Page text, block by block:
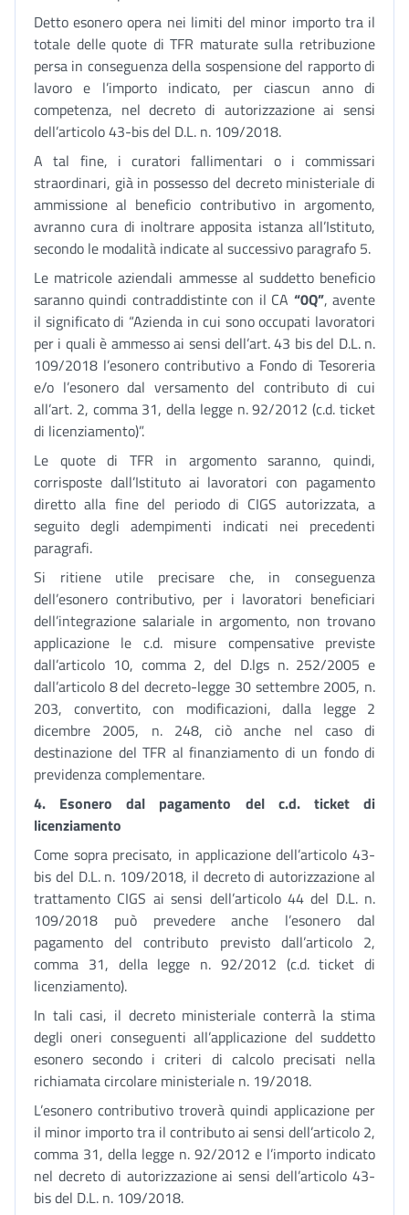
Detto esonero opera nei limiti del minor importo tra il
totale delle quote di TFR maturate sulla retribuzione
persa in conseguenza della sospensione del rapporto di
lavoro e l’importo indicato, per ciascun anno di
competenza, nel decreto di autorizzazione ai sensi
dell’articolo 43-bis del D.L. n. 109/2018.
A tal fine, i curatori fallimentari o i commissari
straordinari, già in possesso del decreto ministeriale di
ammissione al beneficio contributivo in argomento,
avranno cura di inoltrare apposita istanza all’Istituto,
secondo le modalità indicate al successivo paragrafo 5.
Le matricole aziendali ammesse al suddetto beneficio
saranno quindi contraddistinte con il CA “0Q”, avente
il significato di “Azienda in cui sono occupati lavoratori
per i quali è ammesso ai sensi dell’art. 43 bis del D.L. n.
109/2018 l’esonero contributivo a Fondo di Tesoreria
e/o l’esonero dal versamento del contributo di cui
all’art. 2, comma 31, della legge n. 92/2012 (c.d. ticket
di licenziamento)”.
Le quote di TFR in argomento saranno, quindi,
corrisposte dall’Istituto ai lavoratori con pagamento
diretto alla fine del periodo di CIGS autorizzata, a
seguito degli adempimenti indicati nei precedenti
paragrafi.
Si ritiene utile precisare che, in conseguenza
dell’esonero contributivo, per i lavoratori beneficiari
dell’integrazione salariale in argomento, non trovano
applicazione le c.d. misure compensative previste
dall’articolo 10, comma 2, del D.lgs n. 252/2005 e
dall’articolo 8 del decreto-legge 30 settembre 2005, n.
203, convertito, con modificazioni, dalla legge 2
dicembre 2005, n. 248, ciò anche nel caso di
destinazione del TFR al finanziamento di un fondo di
previdenza complementare.
4. Esonero dal pagamento del c.d. ticket di
licenziamento
Come sopra precisato, in applicazione dell’articolo 43-
bis del D.L. n. 109/2018, il decreto di autorizzazione al
trattamento CIGS ai sensi dell’articolo 44 del D.L. n.
109/2018 può prevedere anche l’esonero dal
pagamento del contributo previsto dall’articolo 2,
comma 31, della legge n. 92/2012 (c.d. ticket di
licenziamento).
In tali casi, il decreto ministeriale conterrà la stima
degli oneri conseguenti all’applicazione del suddetto
esonero secondo i criteri di calcolo precisati nella
richiamata circolare ministeriale n. 19/2018.
L’esonero contributivo troverà quindi applicazione per
il minor importo tra il contributo ai sensi dell’articolo 2,
comma 31, della legge n. 92/2012 e l’importo indicato
nel decreto di autorizzazione ai sensi dell’articolo 43-
bis del D.L. n. 109/2018.